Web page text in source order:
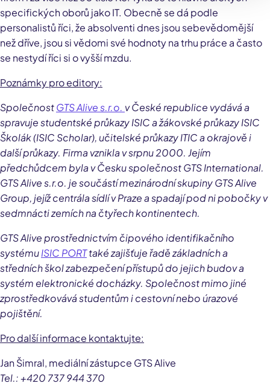
specifických oborů jako IT. Obecně se dá podle
personalistů říci, že absolventi dnes jsou sebevědomější
než dříve, jsou si vědomi své hodnoty na trhu práce a často
se nestydí říci si o vyšší mzdu.
Poznámky pro editory:
SpolečnostGTS Alive s.r.o. v České republice vydává a
spravuje studentské průkazy ISIC a žákovské průkazy ISIC
Školák (ISIC Scholar), učitelské průkazy ITIC a okrajově i
další průkazy. Firma vznikla v srpnu 2000. Jejím
předchůdcem byla v Česku společnost GTS International.
GTS Alive s.r.o. je součástí mezinárodní skupiny GTS Alive
Group, jejíž centrála sídlí v Praze a spadají pod ni pobočky v
sedmnácti zemích na čtyřech kontinentech.
GTS Alive prostřednictvím čipového identifikačního
systémuISIC PORTtaké zajišťuje řadě základních a
středních škol zabezpečení přístupů do jejich budov a
systém elektronické docházky. Společnost mimo jiné
zprostředkovává studentům i cestovní nebo úrazové
pojištění.
Pro další informace kontaktujte:
Jan Šimral, mediální zástupce GTS Alive
Tel.: +420 737 944 370